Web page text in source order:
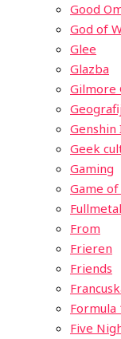
Good
God of
Glee
Glazba
Gilmore
Genshin
Geek
Gaming
Game
From
Frieren
Friends
Formula
Five